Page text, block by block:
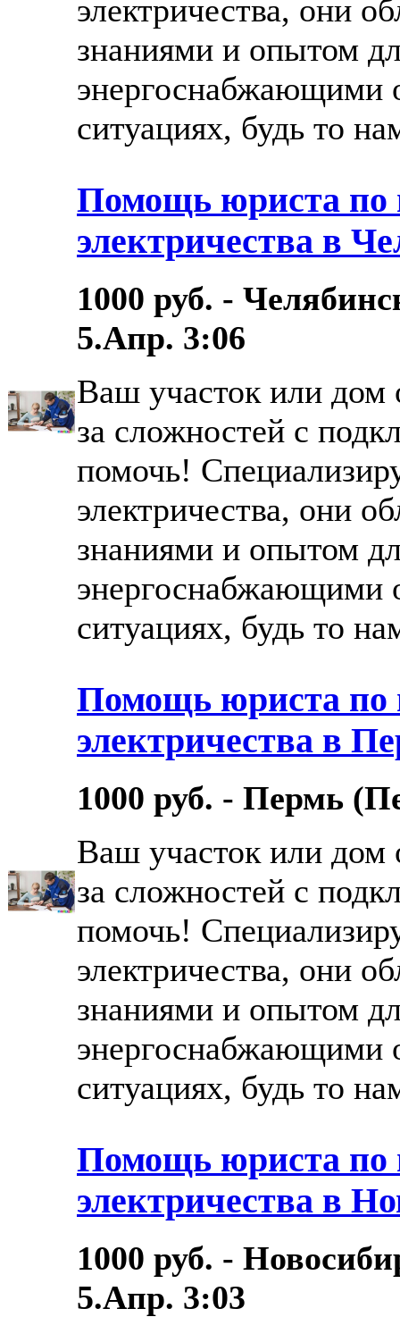
электричества, они
знаниями и опытом
энергоснабжающими
ситуациях, будь то
Помощь юриста по
электричества в
1000 руб. -
5.Апр. 3:06
Ваш участок или дом
за сложностей с
помочь!
электричества, они
знаниями и опытом
энергоснабжающими
ситуациях, будь то
Помощь юриста по
электричества в
1000 руб. - Пермь
Ваш участок или дом
за сложностей с
помочь!
электричества, они
знаниями и опытом
энергоснабжающими
ситуациях, будь то
Помощь юриста по
электричества в
1000 руб. -
5.Апр. 3:03